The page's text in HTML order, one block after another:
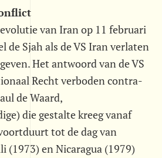
van Iran op 11 februari
de Sjah als de VS Iran verlaten
Het antwoord van de VS
Recht verboden contra-
de Waard,
die gestalte kreeg vanaf
tot de dag van
(1973) en Nicaragua (1979)